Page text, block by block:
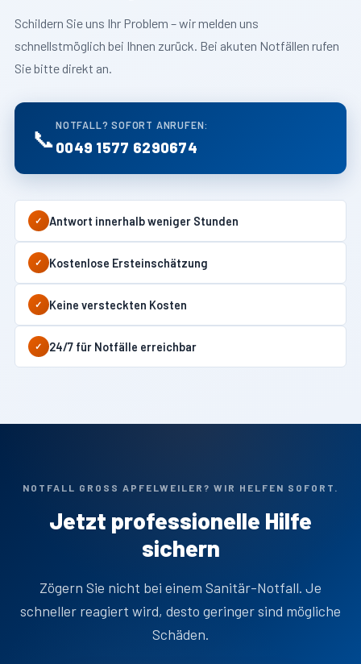
Schildern Sie uns Ihr Problem – wir melden uns
schnellstmöglich bei Ihnen zurück. Bei akuten Notfällen rufen
Sie bitte direkt an.
📞 NOTFALL? SOFORT ANRUFEN:
0049 1577 6290674
✓ Antwort innerhalb weniger Stunden
✓ Kostenlose Ersteinschätzung
✓ Keine versteckten Kosten
✓ 24/7 für Notfälle erreichbar
NOTFALL GROSS APFELWEILER? WIR HELFEN SOFORT.
Jetzt professionelle Hilfe
sichern
Zögern Sie nicht bei einem Sanitär-Notfall. Je
schneller reagiert wird, desto geringer sind mögliche
Schäden.